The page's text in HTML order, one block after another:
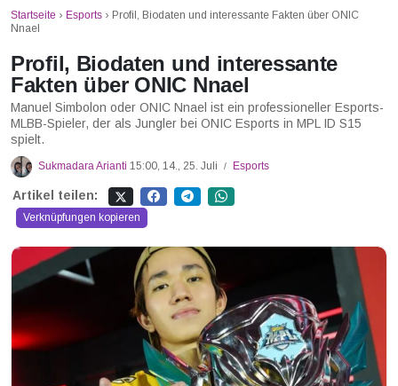
Startseite › Esports › Profil, Biodaten und interessante Fakten über ONIC
Nnael
Profil, Biodaten und interessante
Fakten über ONIC Nnael
Manuel Simbolon oder ONIC Nnael ist ein professioneller Esports-
MLBB-Spieler, der als Jungler bei ONIC Esports in MPL ID S15
spielt.
Sukmadara Arianti 15:00, 14., 25. Juli / Esports
Artikel teilen:
Verknüpfungen kopieren